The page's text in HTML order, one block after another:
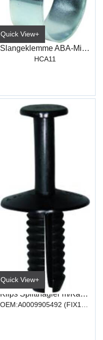
Quick View+
Slangeklemme ABA-Mini B9 W1 SW7 11mm
HCA11
Quick View+
Klips Splittnagler m/Kappe KST 6,5 X 15